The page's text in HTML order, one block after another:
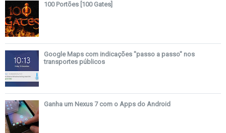
100 Portões [100 Gates]
Google Maps com indicações "passo a passo" nos
transportes públicos
Ganha um Nexus 7 com o Apps do Android